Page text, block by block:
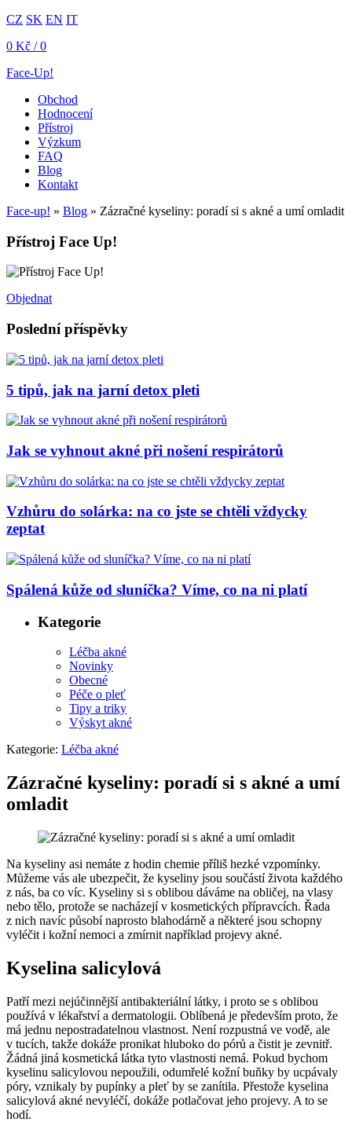
CZ SK EN IT
0 Kč / 0
Face-Up!
Obchod
Hodnocení
Přístroj
Výzkum
FAQ
Blog
Kontakt
Face-up! » Blog » Zázračné kyseliny: poradí si s akné a umí omladit
Přístroj Face Up!
Objednat
Poslední příspěvky
5 tipů, jak na jarní detox pleti
Jak se vyhnout akné při nošení respirátorů
Vzhůru do solárka: na co jste se chtěli vždycky
zeptat
Spálená kůže od sluníčka? Víme, co na ni platí
Kategorie
Léčba akné
Novinky
Obecné
Péče o pleť
Tipy a triky
Výskyt akné
Kategorie: Léčba akné
Zázračné kyseliny: poradí si s akné a umí
omladit
Na kyseliny asi nemáte z hodin chemie příliš hezké vzpomínky.
Můžeme vás ale ubezpečit, že kyseliny jsou součástí života každého
z nás, ba co víc. Kyseliny si s oblibou dáváme na obličej, na vlasy
nebo tělo, protože se nacházejí v kosmetických přípravcích. Řada
z nich navíc působí naprosto blahodárně a některé jsou schopny
vyléčit i kožní nemoci a zmírnit například projevy akné.
Kyselina salicylová
Patří mezi nejúčinnější antibakteriální látky, i proto se s oblibou
používá v lékařství a dermatologii. Oblíbená je především proto, že
má jednu nepostradatelnou vlastnost. Není rozpustná ve vodě, ale
v tucích, takže dokáže pronikat hluboko do pórů a čistit je zevnitř.
Žádná jiná kosmetická látka tyto vlastnosti nemá. Pokud bychom
kyselinu salicylovou nepoužili, odumřelé kožní buňky by ucpávaly
póry, vznikaly by pupínky a pleť by se zanítila. Přestože kyselina
salicylová akné nevyléčí, dokáže potlačovat jeho projevy. A to se
hodí.